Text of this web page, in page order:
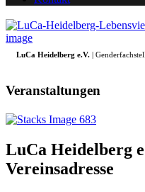
LuCa Heidelberg e.V. |
Veranstaltungen
LuCa Heidelberg
Vereinsadresse